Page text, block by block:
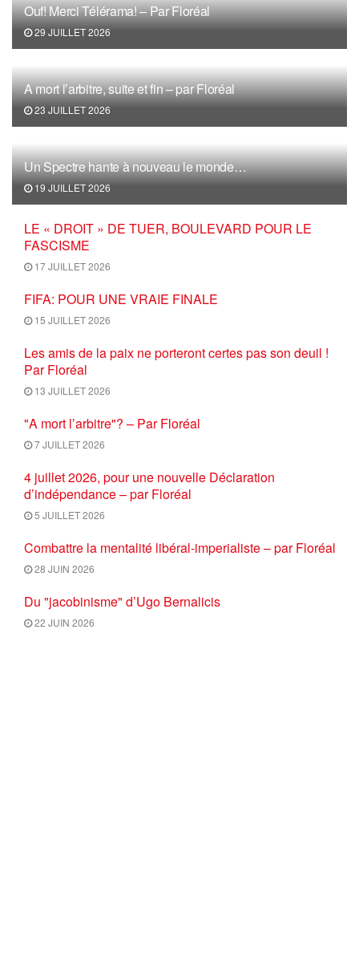
Ouf! Merci Télérama! – Par Floréal
29 JUILLET 2026
A mort l’arbitre, suite et fin – par Floréal
23 JUILLET 2026
Un Spectre hante à nouveau le monde…
19 JUILLET 2026
LE « DROIT » DE TUER, BOULEVARD POUR LE
FASCISME
17 JUILLET 2026
FIFA: POUR UNE VRAIE FINALE
15 JUILLET 2026
Les amis de la paix ne porteront certes pas son deuil !
Par Floréal
13 JUILLET 2026
"A mort l’arbitre"? – Par Floréal
7 JUILLET 2026
4 juillet 2026, pour une nouvelle Déclaration
d’indépendance – par Floréal
5 JUILLET 2026
Combattre la mentalité libéral-imperialiste – par Floréal
28 JUIN 2026
Du "jacobinisme" d’Ugo Bernalicis
22 JUIN 2026